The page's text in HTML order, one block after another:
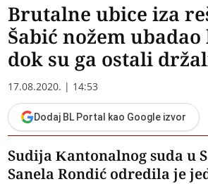
Brutalne ubice iza
Šabić nožem
dok su ga ostali
17.08.2020. | 14:53
Dodaj BL Portal kao Google izvor
Sudija Kantonalnog suda u
Sanela Rondić odredila je